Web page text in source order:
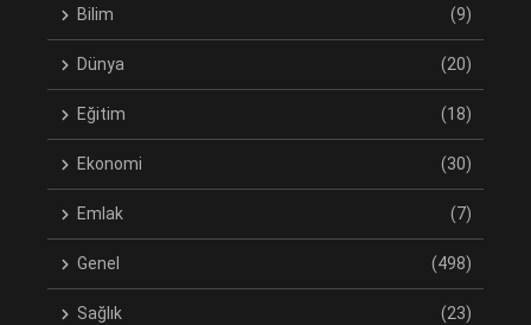
Bilim (9)
Dünya (20)
Eğitim (18)
Ekonomi (30)
Emlak (7)
Genel (498)
Sağlık (23)